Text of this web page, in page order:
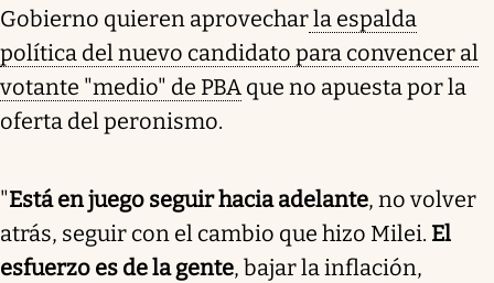
Gobierno quieren aprovecharla espalda
política del nuevo candidato para convencer al
votante "medio" de PBA que no apuesta por la
oferta del peronismo.
"Está en juego seguir hacia adelante, no volver
atrás, seguir con el cambio que hizo Milei. El
esfuerzo es de la gente, bajar la inflación,